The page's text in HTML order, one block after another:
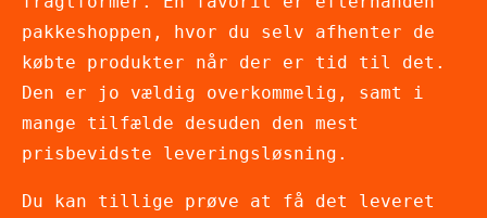
pakkeshoppen, hvor du selv afhenter de
købte produkter når der er tid til det.
Den er jo vældig overkommelig, samt i
mange tilfælde desuden den mest
prisbevidste leveringsløsning.
Du kan tillige prøve at få det leveret